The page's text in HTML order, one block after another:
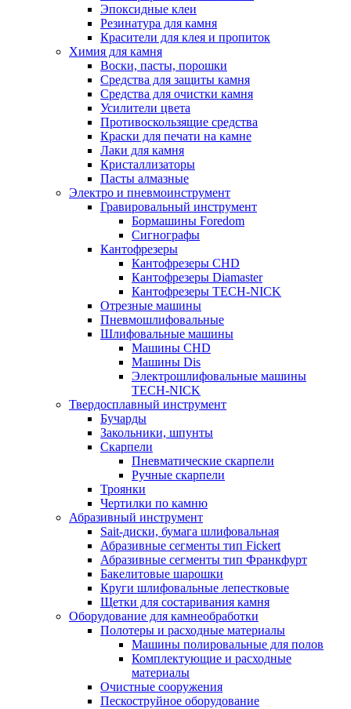
Эпоксидные клеи
Резинатура для камня
Красители для клея и пропиток
Химия для камня
Воски, пасты, порошки
Средства для защиты камня
Средства для очистки камня
Усилители цвета
Противоскользящие средства
Краски для печати на камне
Лаки для камня
Кристаллизаторы
Пасты алмазные
Электро и пневмоинструмент
Гравировальный инструмент
Бормашины Foredom
Сигнографы
Кантофрезеры
Кантофрезеры CHD
Кантофрезеры Diamaster
Кантофрезеры TECH-NICK
Отрезные машины
Пневмошлифовальные
Шлифовальные машины
Машины CHD
Машины Dis
Электрошлифовальные машины
TECH-NICK
Твердосплавный инструмент
Бучарды
Закольники, шпунты
Скарпели
Пневматические скарпели
Ручные скарпели
Троянки
Чертилки по камню
Абразивный инструмент
Sait-диски, бумага шлифовальная
Абразивные сегменты тип Fickert
Абразивные сегменты тип Франкфурт
Бакелитовые шарошки
Круги шлифовальные лепестковые
Щетки для состаривания камня
Оборудование для камнеобработки
Полотеры и расходные материалы
Машины полировальные для полов
Комплектующие и расходные
материалы
Очистные сооружения
Пескоструйное оборудование